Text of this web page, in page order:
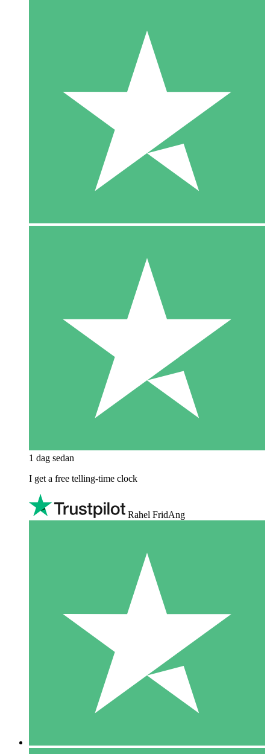
1 dag sedan
I get a free telling-time clock
Rahel FridAng